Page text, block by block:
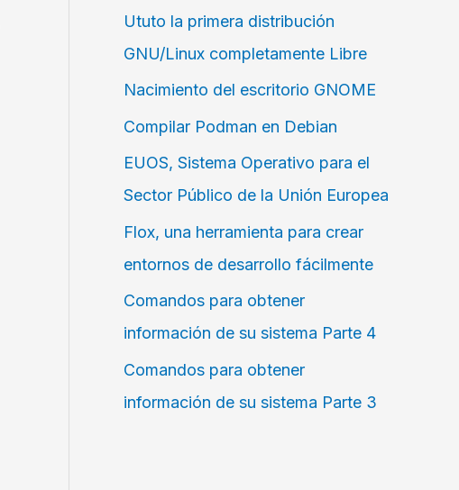
Ututo la primera distribución
GNU/Linux completamente Libre
Nacimiento del escritorio GNOME
Compilar Podman en Debian
EUOS, Sistema Operativo para el
Sector Público de la Unión Europea
Flox, una herramienta para crear
entornos de desarrollo fácilmente
Comandos para obtener
información de su sistema Parte 4
Comandos para obtener
información de su sistema Parte 3